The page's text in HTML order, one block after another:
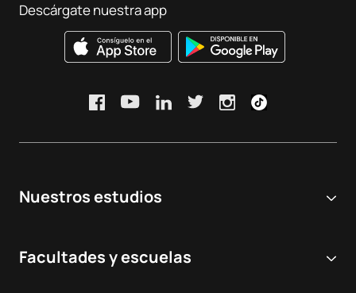
Nuestros estudios
Grados Universitarios
Facultades y escuelas
Descárgate nuestra app